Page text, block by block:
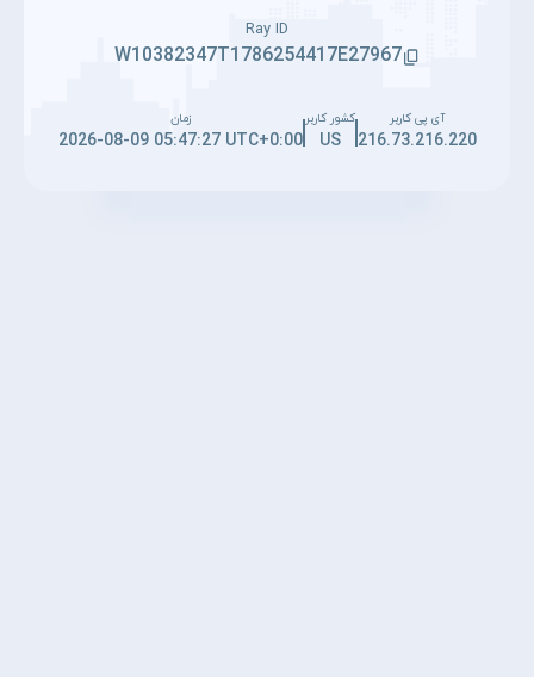
Ray ID
W10382347T1786254417E27967
آی پی کاربر
216.73.216.220
کشور کاربر
US
زمان
2026-08-09 05:47:27 UTC+0:00